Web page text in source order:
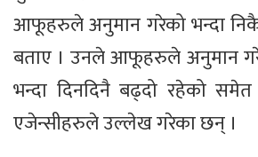
आफूहरुले अनुमान गरेको भन्दा
बताए । उनले आफूहरुले अनुमान
भन्दा दिनदिनै बढ्दो रहेको
एजेन्सीहरुले उल्लेख गरेका छन् ।